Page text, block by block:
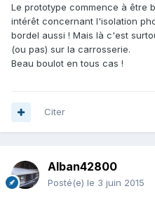
Le prototype commence à être
intérêt concernant l'isolation
bordel aussi ! Mais là c'est
(ou pas) sur la carrosserie.
Beau boulot en tous cas !
Citer
Alban42800
Posté(e) le 3 juin 2015